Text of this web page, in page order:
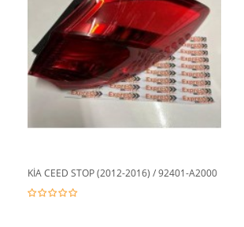
KİA CEED STOP (2012-2016) / 92401-A2000